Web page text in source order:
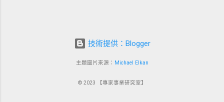
技術提供：Blogger
主題圖片來源： Michael Elkan
© 2023 【專家事業研究室】